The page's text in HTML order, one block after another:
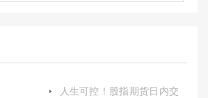
人生可控！股指期货日内交